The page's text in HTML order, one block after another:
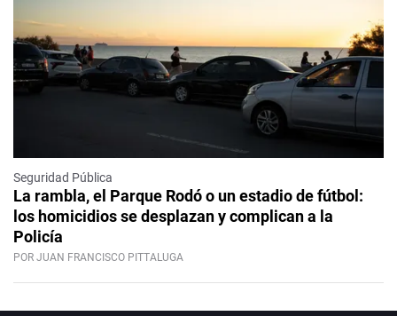
Seguridad Pública
La rambla, el Parque Rodó o un estadio de fútbol:
los homicidios se desplazan y complican a la
Policía
POR JUAN FRANCISCO PITTALUGA